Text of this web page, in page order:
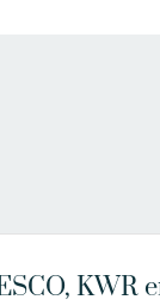
KWR